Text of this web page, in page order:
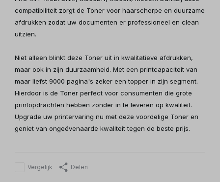
compatibiliteit zorgt de Toner voor haarscherpe en duurzame
afdrukken zodat uw documenten er professioneel en clean
uitzien.
Niet alleen blinkt deze Toner uit in kwalitatieve afdrukken,
maar ook in zijn duurzaamheid. Met een printcapaciteit van
maar liefst 9000 pagina's zeker een topper in zijn segment.
Hierdoor is de Toner perfect voor consumenten die grote
printopdrachten hebben zonder in te leveren op kwaliteit.
Upgrade uw printervaring nu met deze voordelige Toner en
geniet van ongeëvenaarde kwaliteit tegen de beste prijs.
Vergelijk Delen